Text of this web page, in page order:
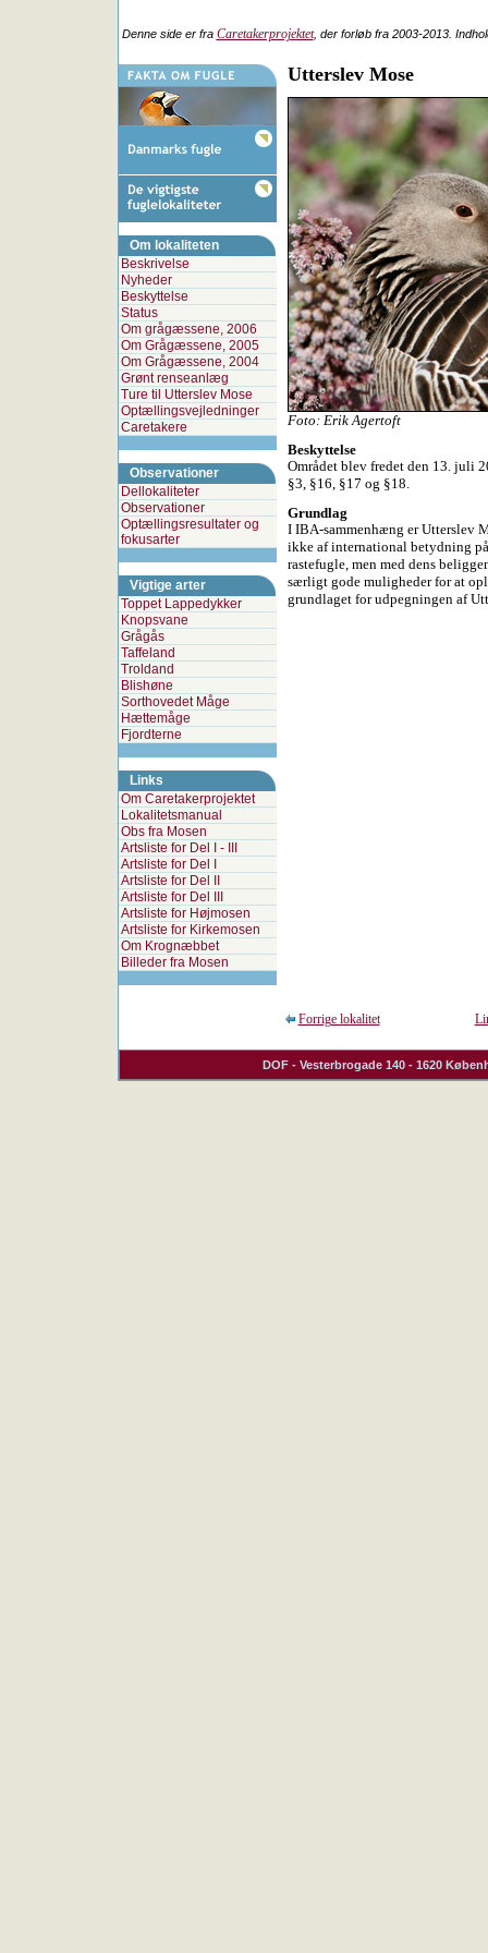
Denne side er fra Caretakerprojektet, der forløb fra 2003-2013.
Om lokaliteten
Beskrivelse
Nyheder
Beskyttelse
Status
Om grågæssene, 2006
Om Grågæssene, 2005
Om Grågæssene, 2004
Grønt renseanlæg
Ture til Utterslev Mose
Optællingsvejledninger
Caretakere
Observationer
Dellokaliteter
Observationer
Optællingsresultater og
fokusarter
Vigtige arter
Toppet Lappedykker
Knopsvane
Grågås
Taffeland
Troldand
Blishøne
Sorthovedet Måge
Hættemåge
Fjordterne
Links
Om Caretakerprojektet
Lokalitetsmanual
Obs fra Mosen
Artsliste for Del I - III
Artsliste for Del I
Artsliste for Del II
Artsliste for Del III
Artsliste for Højmosen
Artsliste for Kirkemosen
Om Krognæbbet
Billeder fra Mosen
Utterslev Mose
Foto: Erik Agertoft
Beskyttelse
Området blev fredet den 13. juli
§3, §16, §17 og §18.
Grundlag
I IBA-sammenhæng er Utterslev
ikke af international betydning
rastefugle, men med dens
særligt gode muligheder for at
grundlaget for udpegningen af
Forrige lokalitet
DOF - Vesterbrogade 140 - 1620